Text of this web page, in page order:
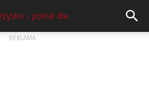
REKLAMA